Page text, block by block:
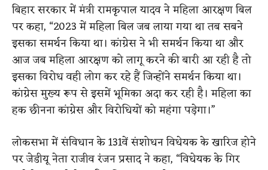
बिहार सरकार में मंत्री रामकृपाल यादव ने महिला आरक्षण बिल
पर कहा, “2023 में महिला बिल जब लाया गया था तब सबने
इसका समर्थन किया था। कांग्रेस ने भी समर्थन किया था और
आज जब महिला आरक्षण को लागू करने की बारी आ रही है तो
इसका विरोध वही लोग कर रहे हैं जिन्होंने समर्थन किया था।
कांग्रेस मुख्य रूप से इसमें भूमिका अदा कर रही है। महिला का
हक छीनना कांग्रेस और विरोधियों को महंगा पड़ेगा।”
लोकसभा में संविधान के 131वें संशोधन विधेयक के खारिज होने
पर जेडीयू नेता राजीव रंजन प्रसाद ने कहा, “विधेयक के गिर